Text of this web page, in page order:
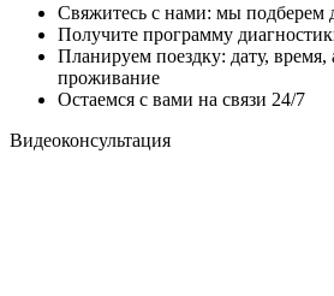
Свяжитесь с нами: мы подберем
Получите программу
Планируем поездку: дату, время,
проживание
Остаемся с вами на связи 24/7
Видеоконсультация